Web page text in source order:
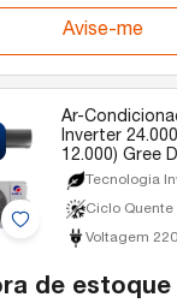
Avise-me
Ar-
Inverter
12.000) Gree
Quente/Frio
Tecnologia
Ciclo Quente
Voltagem
de estoque